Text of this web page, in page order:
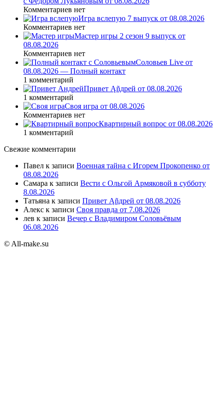
Комментариев нет
Игра вслепую 7 выпуск от 08.08.2026
Комментариев нет
Мастер игры 2 сезон 9 выпуск от
08.08.2026
Комментариев нет
Соловьев Live от
08.08.2026 — Полный контакт
1 комментарий
Привет Ąñдpей от 08.08.2026
1 комментарий
Своя игра от 08.08.2026
Комментариев нет
Квартирный вопрос от 08.08.2026
1 комментарий
Свежие комментарии
Павел к записи Военная тайна с Игорем Прокопенко от
08.08.2026
Самара к записи Вести с Ольгой Армяковой в субботу
8.08.2026
Татьяна к записи Привет Ąñдpей от 08.08.2026
Алекс к записи Своя правда от 7.08.2026
лев к записи Вечер с Владимиром Соловьёвым
06.08.2026
© All-make.su